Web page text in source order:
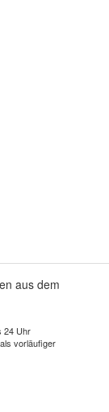
aus dem
24 Uhr
vorläufiger